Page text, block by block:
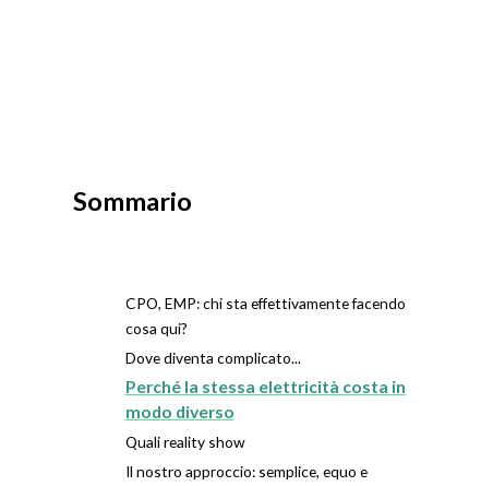
Sommario
CPO, EMP: chi sta effettivamente facendo
cosa qui?
Dove diventa complicato...
Perché la stessa elettricità costa in
modo diverso
Quali reality show
Il nostro approccio: semplice, equo e